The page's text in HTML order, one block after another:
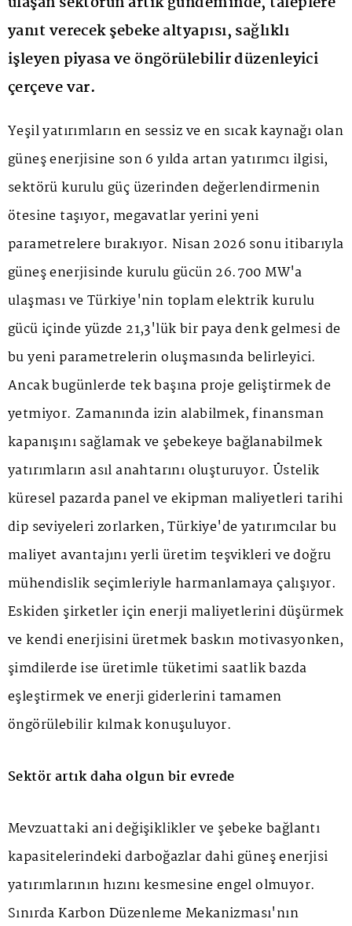
yanıt verecek şebeke altyapısı, sağlıklı
işleyen piyasa ve öngörülebilir düzenleyici
çerçeve var.
Yeşil yatırımların en sessiz ve en sıcak kaynağı olan
güneş enerjisine son 6 yılda artan yatırımcı ilgisi,
sektörü kurulu güç üzerinden değerlendirmenin
ötesine taşıyor, megavatlar yerini yeni
parametrelere bırakıyor. Nisan 2026 sonu itibarıyla
güneş enerjisinde kurulu gücün 26.700 MW'a
ulaşması ve Türkiye'nin toplam elektrik kurulu
gücü içinde yüzde 21,3'lük bir paya denk gelmesi de
bu yeni parametrelerin oluşmasında belirleyici.
Ancak bugünlerde tek başına proje geliştirmek de
yetmiyor. Zamanında izin alabilmek, finansman
kapanışını sağlamak ve şebekeye bağlanabilmek
yatırımların asıl anahtarını oluşturuyor. Üstelik
küresel pazarda panel ve ekipman maliyetleri tarihi
dip seviyeleri zorlarken, Türkiye'de yatırımcılar bu
maliyet avantajını yerli üretim teşvikleri ve doğru
mühendislik seçimleriyle harmanlamaya çalışıyor.
Eskiden şirketler için enerji maliyetlerini düşürmek
ve kendi enerjisini üretmek baskın motivasyonken,
şimdilerde ise üretimle tüketimi saatlik bazda
eşleştirmek ve enerji giderlerini tamamen
öngörülebilir kılmak konuşuluyor.
Sektör artık daha olgun bir evrede
Mevzuattaki ani değişiklikler ve şebeke bağlantı
kapasitelerindeki darboğazlar dahi güneş enerjisi
yatırımlarının hızını kesmesine engel olmuyor.
Sınırda Karbon Düzenleme Mekanizması'nın